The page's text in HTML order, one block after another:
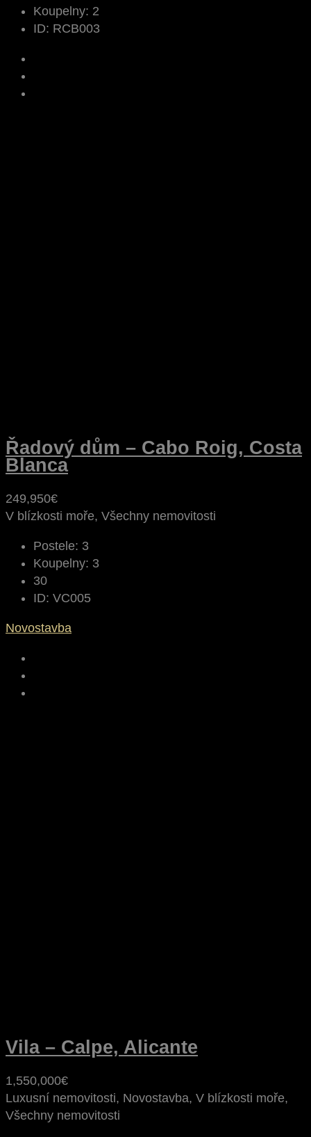
Koupelny: 2
ID: RCB003
Řadový dům – Cabo Roig, Costa
Blanca
249,950€
V blízkosti moře, Všechny nemovitosti
Postele: 3
Koupelny: 3
30
ID: VC005
Novostavba
Vila – Calpe, Alicante
1,550,000€
Luxusní nemovitosti, Novostavba, V blízkosti moře,
Všechny nemovitosti